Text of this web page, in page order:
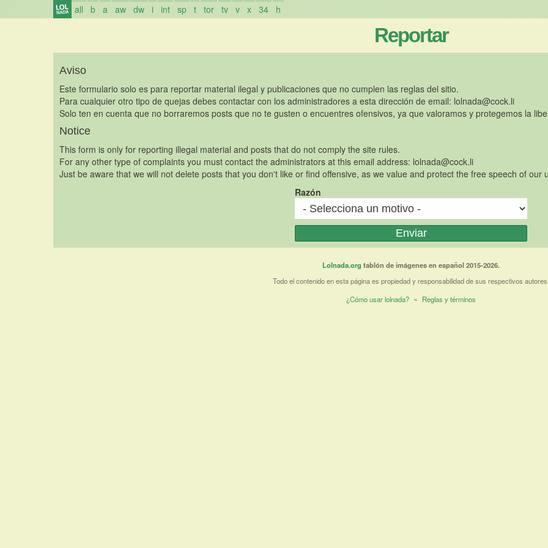
all b a aw dw i int sp t tor tv v x 34 h
Reportar
Aviso
Este formulario solo es para reportar material ilegal y publicaciones que no cumplen las reglas del sitio.
Para cualquier otro tipo de quejas debes contactar con los administradores a esta dirección de email: lolnada@cock.li
Solo ten en cuenta que no borraremos posts que no te gusten o encuentres ofensivos, ya que valoramos y protegemos la
Notice
This form is only for reporting illegal material and posts that do not comply the site rules.
For any other type of complaints you must contact the administrators at this email address: lolnada@cock.li
Just be aware that we will not delete posts that you don't like or find offensive, as we value and protect the free speech of our
Razón
Lolnada.org tablón de imágenes en español 2015-2026.
Todo el contenido en esta página es propiedad y responsabilidad de sus respectivos
¿Cómo usar lolnada? ~ Reglas y términos